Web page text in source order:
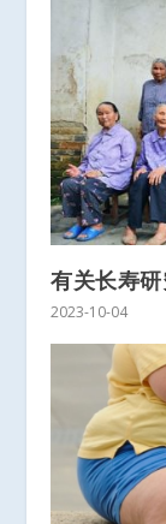
有关长寿
2023-10-04